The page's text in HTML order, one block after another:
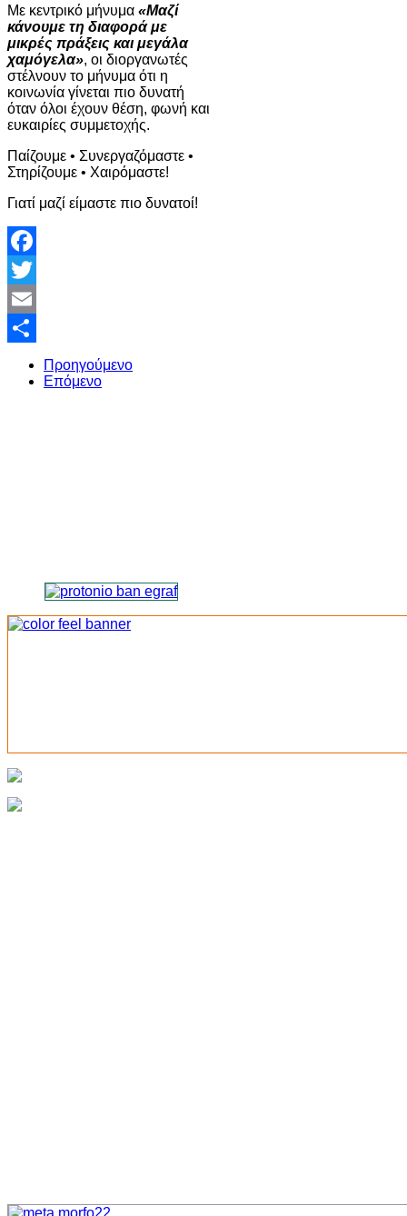
Με κεντρικό μήνυμα «Μαζί
κάνουμε τη διαφορά με
μικρές πράξεις και μεγάλα
χαμόγελα», οι διοργανωτές
στέλνουν το μήνυμα ότι η
κοινωνία γίνεται πιο δυνατή
όταν όλοι έχουν θέση, φωνή και
ευκαιρίες συμμετοχής.
Παίζουμε • Συνεργαζόμαστε •
Στηρίζουμε • Χαιρόμαστε!
Γιατί μαζί είμαστε πιο δυνατοί!
Facebook
Twitter
Email
Share
Προηγούμενο
Επόμενο